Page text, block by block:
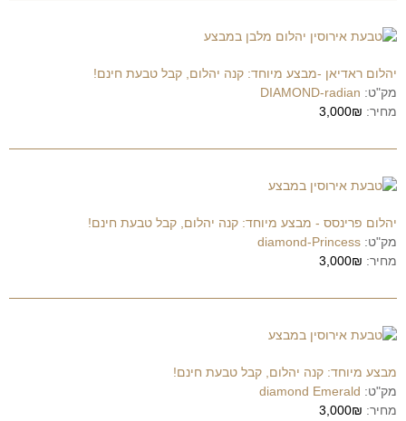
יהלום ראדיאן -מבצע מיוחד: קנה יהלום, קבל טבעת חינם!
מק"ט: DIAMOND-radian
מחיר: 3,000₪
יהלום פרינסס - מבצע מיוחד: קנה יהלום, קבל טבעת חינם!
מק"ט: diamond-Princess
מחיר: 3,000₪
מבצע מיוחד: קנה יהלום, קבל טבעת חינם!
מק"ט: diamond Emerald
מחיר: 3,000₪